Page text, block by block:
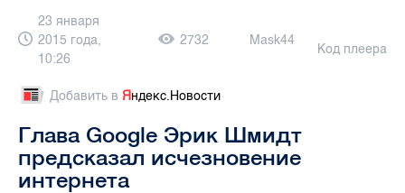
23 января
2015 года,
10:26
2732 Mask44
Код плеера
Добавить в Яндекс.Новости
Глава Google Эрик Шмидт
предсказал исчезновение
интернета